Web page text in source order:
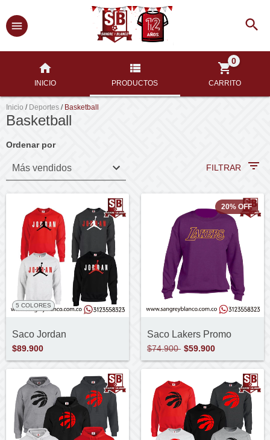
INICIO PRODUCTOS CARRITO
0
Inicio / Deportes / Basketball
Basketball
Ordenar por
FILTRAR
3 COLORES
5 COLORES
Saco Jordan
$89.900
20% OFF
Saco Lakers Promo
$74.900 $59.900